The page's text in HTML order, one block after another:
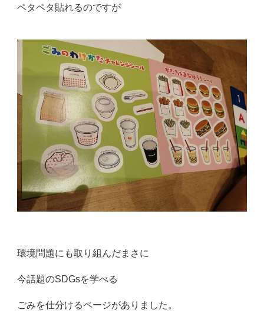
ペタペタ貼れるのですが
環境問題にも取り組んだまさに
今話題のSDGsを学べる
ごみを仕分けるページがありました。